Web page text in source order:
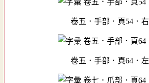
卷五．手部．頁54．右
卷五．手部．頁64．左